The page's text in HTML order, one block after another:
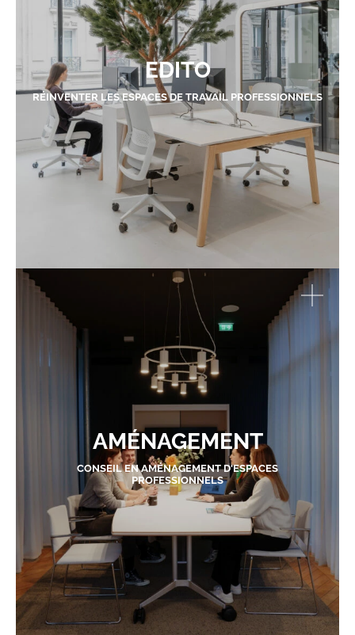
EDITO
RÉINVENTER LES ESPACES DE TRAVAIL PROFESSIONNELS
AMÉNAGEMENT
CONSEIL EN AMÉNAGEMENT D'ESPACES
PROFESSIONNELS